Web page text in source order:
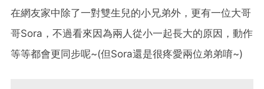
在網友家中除了一對雙生兒的小兄弟外，更有一位大哥
哥Sora，不過看來因為兩人從小一起長大的原因，動作
等等都會更同步呢~(但Sora還是很疼愛兩位弟弟唷~)